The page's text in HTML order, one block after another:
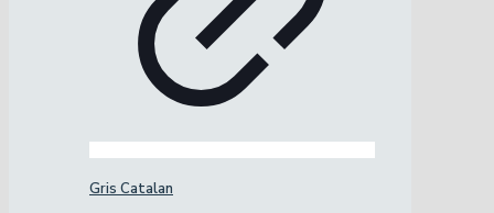
Gris Catalan